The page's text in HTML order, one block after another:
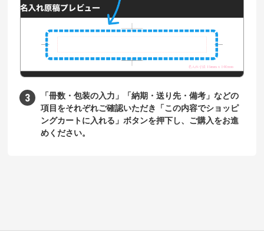
「冊数・包装の入力」「納期・送り先・備考」などの
項目をそれぞれご確認いただき「この内容でショッピ
ングカートに入れる」ボタンを押下し、ご購入をお進
めください。